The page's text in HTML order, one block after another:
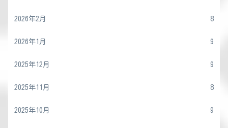
2026年2月 8
2026年1月 9
2025年12月 9
2025年11月 8
2025年10月 9